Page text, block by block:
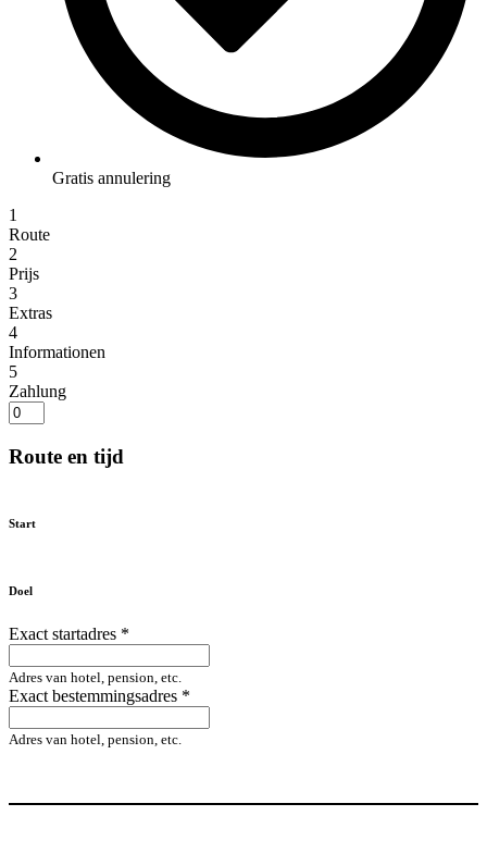
Gratis annulering
1
Route
2
Prijs
3
Extras
4
Informationen
5
Zahlung
Route en tijd
Start
Doel
Exact startadres *
Adres van hotel, pension, etc.
Exact bestemmingsadres *
Adres van hotel, pension, etc.